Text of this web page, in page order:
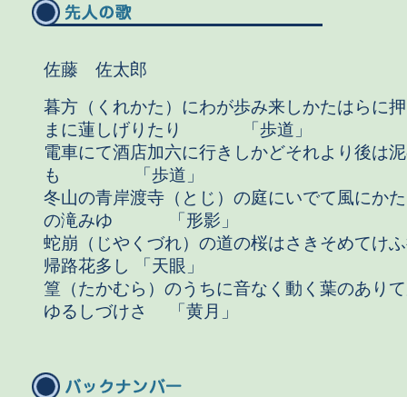
佐藤 佐太郎
暮方（くれかた）にわが歩み来しかたはらに
まに蓮しげりたり 「歩道」
電車にて酒店加六に行きしかどそれより後は
も 「歩道」
冬山の青岸渡寺（とじ）の庭にいでて風にか
の滝みゆ 「形影」
蛇崩（じやくづれ）の道の桜はさきそめてけ
帰路花多し 「天眼
篁（たかむら）のうちに音なく動く葉のあり
ゆるしづけさ 「黄月」